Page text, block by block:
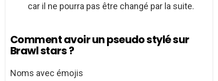
car il ne pourra pas être changé par la suite.
Comment avoir un pseudo stylé sur
Brawl stars ?
Noms avec émojis